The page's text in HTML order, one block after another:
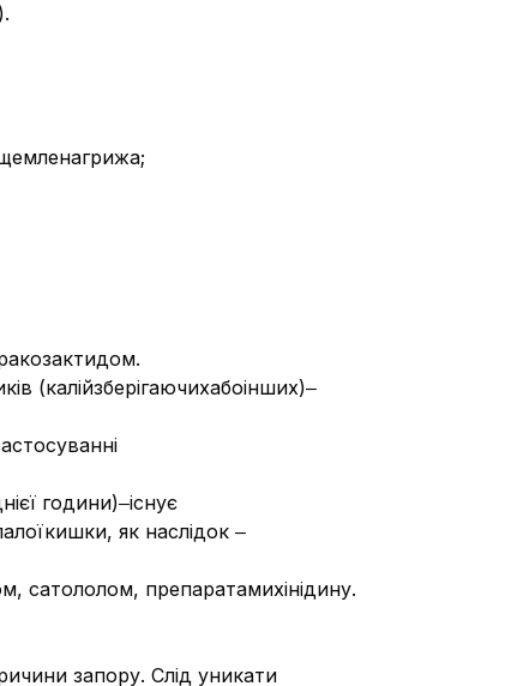
(калійзберігаючихабоінших)‒
години)‒існує
як наслідок ‒
сатололом, препаратамихінідину.
запору. Слід уникати